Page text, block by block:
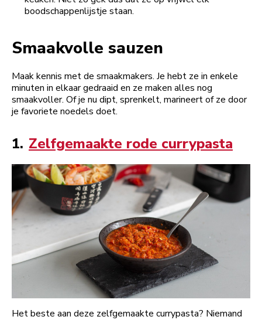
boodschappenlijstje staan.
Smaakvolle sauzen
Maak kennis met de smaakmakers. Je hebt ze in enkele
minuten in elkaar gedraaid en ze maken alles nog
smaakvoller. Of je nu dipt, sprenkelt, marineert of ze door
je favoriete noedels doet.
1. Zelfgemaakte rode currypasta
Het beste aan deze zelfgemaakte currypasta? Niemand